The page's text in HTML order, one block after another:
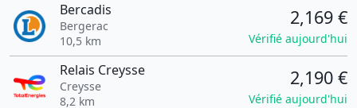
Bercadis
Bergerac
10,5 km
2,169 €
Vérifié aujourd'hui
Relais Creysse
Creysse
8,2 km
2,190 €
Vérifié aujourd'hui